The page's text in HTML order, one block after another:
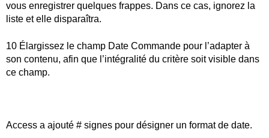
vous enregistrer quelques frappes. Dans ce cas, ignorez la
liste et elle disparaîtra.
10 Élargissez le champ Date Commande pour l’adapter à
son contenu, afin que l’intégralité du critère soit visible dans
ce champ.
Access a ajouté # signes pour désigner un format de date.